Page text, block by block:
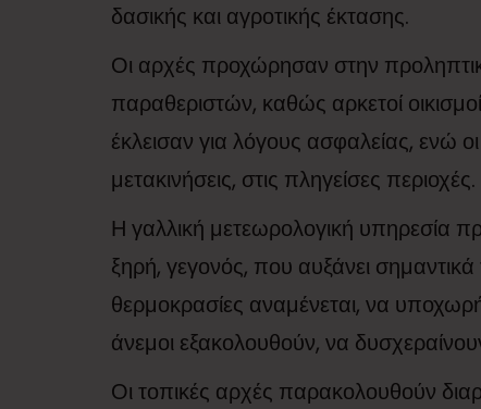
δασικής και αγροτικής έκτασης.
Οι αρχές προχώρησαν στην
παραθεριστών, καθώς αρκετοί
έκλεισαν για λόγους ασφαλείας, ενώ
μετακινήσεις, στις πληγείσες περιοχές.
Η γαλλική μετεωρολογική υπηρεσία
ξηρή, γεγονός, που αυξάνει
θερμοκρασίες αναμένεται, να
άνεμοι εξακολουθούν, να
Οι τοπικές αρχές παρακολουθούν